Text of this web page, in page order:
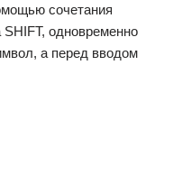
сочетания
одновременно
а перед вводом